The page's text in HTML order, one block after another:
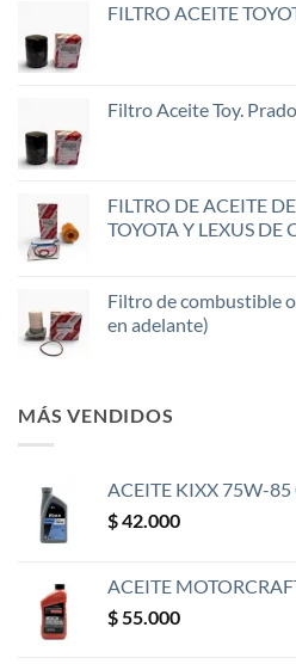
FILTRO ACEITE
Filtro Aceite Toy.
FILTRO DE ACEITE
TOYOTA Y LEXUS DE
Filtro de combustible
en adelante)
MÁS VENDIDOS
ACEITE KIXX 75W-
$42.000
ACEITE
$ 55.000